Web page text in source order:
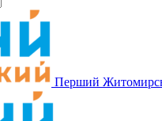
Перший